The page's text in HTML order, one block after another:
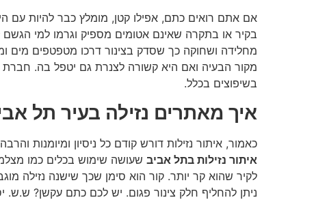
אם אתם רואים כתם, אפילו קטן, מומלץ כבר להיות עם
בקיר או בתקרה שאינם אטומים מספיק וגרמו למי
מחלידה ושחוקה כך שסדק בצינור דרכו מטפטפים מים
מקור הבעיה ואם היא קשורה לצנרת גם יטפל בה.
בשיפוצים בכלל.
איך מאתרים נזילה בעיר תל
כאמור, איתור נזילות דורש קודם כל ניסיון
איתור נזילות בתל אביב שעושה שימוש בכלים כמו
לקיר שהוא קר יותר. קור הוא סימן שכך שישנה נזילה
ניתן להחליף חלק צינור פגום. יש לכם כתם עקשן? ש.ש.